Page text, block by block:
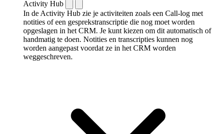
Activity Hub
In de Activity Hub zie je activiteiten zoals een Call-log met
notities of een gespreks­transcriptie die nog moet worden
opgeslagen in het CRM. Je kunt kiezen om dit automatisch of
handmatig te doen. Notities en transcripties kunnen nog
worden aangepast voordat ze in het CRM worden
weggeschreven.